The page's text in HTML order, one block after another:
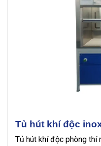
Tủ hút khí độc
Tủ hút khí độc phòng thí